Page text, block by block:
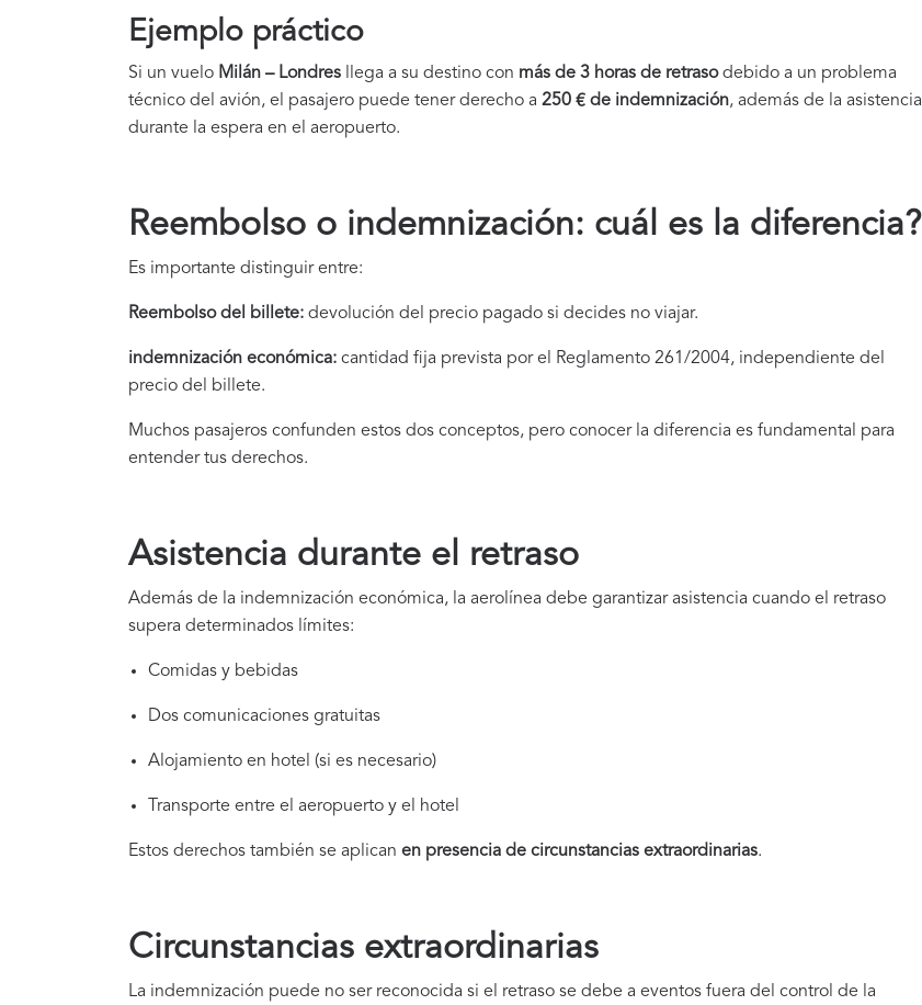
Ejemplo práctico
Si un vuelo Milán – Londres llega a su destino con más de 3 horas de retrasodebido a un problema
técnico del avión, el pasajero puede tener derecho a 250 € de indemnización, además de la asistencia
durante la espera en el aeropuerto.
Reembolso o indemnización: cuál es la diferencia?
Es importante distinguir entre:
Reembolso del billete: devolución del precio pagado si decides no viajar.
indemnización económica: cantidad fija prevista por el Reglamento 261/2004, independiente del
precio del billete.
Muchos pasajeros confunden estos dos conceptos, pero conocer la diferencia es fundamental para
entender tus derechos.
Asistencia durante el retraso
Además de la indemnización económica, la aerolínea debe garantizar asistencia cuando el retraso
supera determinados límites:
Comidas y bebidas
Dos comunicaciones gratuitas
Alojamiento en hotel (si es necesario)
Transporte entre el aeropuerto y el hotel
Estos derechos también se aplican en presencia de circunstancias extraordinarias.
Circunstancias extraordinarias
La indemnización puede no ser reconocida si el retraso se debe a eventos fuera del control de la